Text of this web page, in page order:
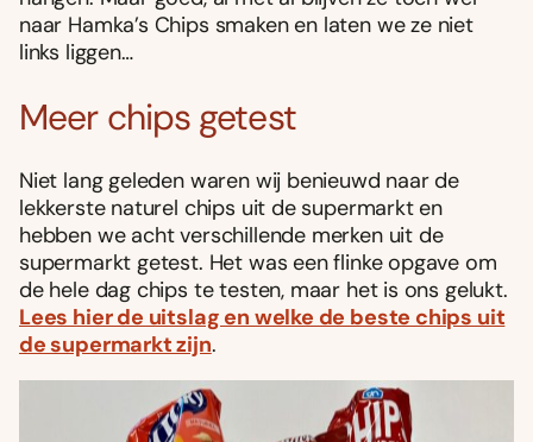
naar Hamka’s Chips smaken en laten we ze niet
links liggen…
Meer chips getest
Niet lang geleden waren wij benieuwd naar de
lekkerste naturel chips uit de supermarkt en
hebben we acht verschillende merken uit de
supermarkt getest. Het was een flinke opgave om
de hele dag chips te testen, maar het is ons gelukt.
Lees hier de uitslag en welke de beste chips uit
de supermarkt zijn.